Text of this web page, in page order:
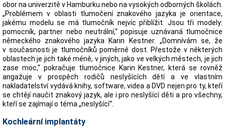
obor na univerzitě v Hamburku nebo na vysokých odborných školách.
„Problémem v oblasti tlumočení znakového jazyka je orientace,
jakému modelu se má tlumočník nejvíc přiblížit. Jsou tři modely:
pomocník, partner nebo neutrální,“ popisuje uznávaná tlumočnice
německého znakového jazyka Karin Kestner. „Domnívám se, že
v současnosti je tlumočníků poměrně dost. Přestože v některých
oblastech je jich také méně, v jiných, jako ve velkých městech, je jich
zase moc,“ pokračuje tlumočnice Karin Kestner, která se rovněž
angažuje v prospěch rodičů neslyšících dětí a ve vlastním
nakladatelství vydává knihy, software, videa a DVD nejen pro ty, kteří
se chtějí naučit znakový jazyk, ale i pro neslyšící děti a pro všechny,
kteří se zajímají o téma „neslyšící“.
Kochleární implantáty